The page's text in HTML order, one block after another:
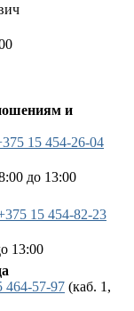
и
15 454-26-04
до 13:00
15 454-82-23
13:00
464-57-97 (каб. 1,